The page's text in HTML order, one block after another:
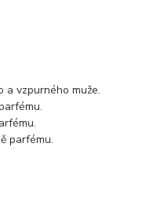
a vzpurného muže.
parfému.